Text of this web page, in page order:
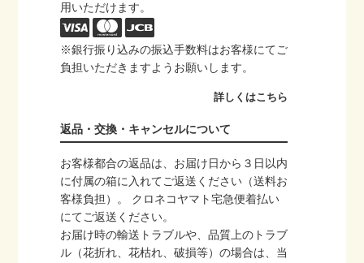
用いただけます。
※銀行振り込みの振込手数料はお客様にてご
負担いただきますようお願いします。
詳しくはこちら
返品・交換・キャンセルについて
お客様都合の返品は、お届け日から３日以内
に付属の箱に入れてご返送ください（送料お
客様負担）。 クロネコヤマト宅急便着払い
にてご返送ください。
お届け時の輸送トラブルや、品質上のトラブ
ル（花折れ、花枯れ、破損等）の場合は、当